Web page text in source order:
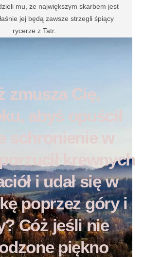
mu, że największym skarbem jest
jej będą zawsze strzegli śpiący
rycerze z Tatr.
zmusza Cię,
abyś opuścił
schronienie w
krewnych
i udał się w
poprzez góry i
Cóż jeśli nie
piękno